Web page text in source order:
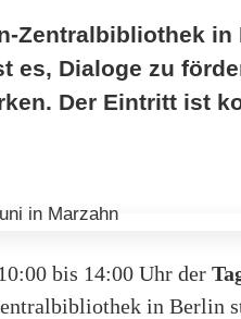
Zentralbibliothek in
es, Dialoge zu
Der Eintritt ist
bis 14:00 Uhr der
in Berlin